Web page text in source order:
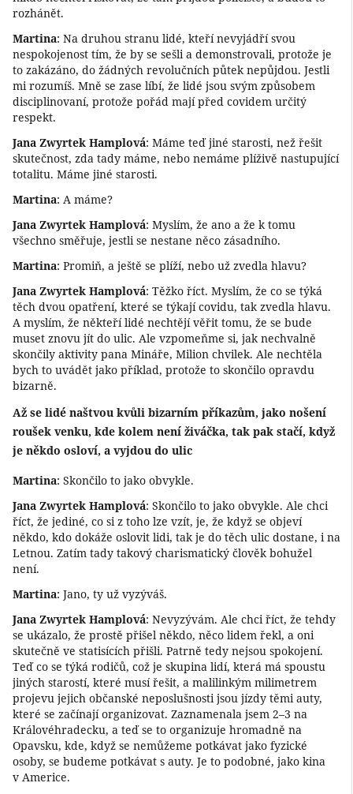
rozhánět.
Martina: Na druhou stranu lidé, kteří nevyjádří svou
nespokojenost tím, že by se sešli a demonstrovali, protože je
to zakázáno, do žádných revolučních půtek nepůjdou. Jestli
mi rozumíš. Mně se zase líbí, že lidé jsou svým způsobem
disciplinovaní, protože pořád mají před covidem určitý
respekt.
Jana Zwyrtek Hamplová: Máme teď jiné starosti, než řešit
skutečnost, zda tady máme, nebo nemáme plíživě nastupující
totalitu. Máme jiné starosti.
Martina: A máme?
Jana Zwyrtek Hamplová: Myslím, že ano a že k tomu
všechno směřuje, jestli se nestane něco zásadního.
Martina: Promiň, a ještě se plíží, nebo už zvedla hlavu?
Jana Zwyrtek Hamplová: Těžko říct. Myslím, že co se týká
těch dvou opatření, které se týkají covidu, tak zvedla hlavu.
A myslím, že někteří lidé nechtějí věřit tomu, že se bude
muset znovu jít do ulic. Ale vzpomeňme si, jak nechvalně
skončily aktivity pana Mináře, Milion chvilek. Ale nechtěla
bych to uvádět jako příklad, protože to skončilo opravdu
bizarně.
Až se lidé naštvou kvůli bizarním příkazům, jako nošení
roušek venku, kde kolem není živáčka, tak pak stačí, když
je někdo osloví, a vyjdou do ulic
Martina: Skončilo to jako obvykle.
Jana Zwyrtek Hamplová: Skončilo to jako obvykle. Ale chci
říct, že jediné, co si z toho lze vzít, je, že když se objeví
někdo, kdo dokáže oslovit lidi, tak je do těch ulic dostane, i na
Letnou. Zatím tady takový charismatický člověk bohužel
není.
Martina: Jano, ty už vyzýváš.
Jana Zwyrtek Hamplová: Nevyzývám. Ale chci říct, že tehdy
se ukázalo, že prostě přišel někdo, něco lidem řekl, a oni
skutečně ve statisících přišli. Patrně tedy nejsou spokojení.
Teď co se týká rodičů, což je skupina lidí, která má spoustu
jiných starostí, které musí řešit, a malilinkým milimetrem
projevu jejich občanské neposlušnosti jsou jízdy těmi auty,
které se začínají organizovat. Zaznamenala jsem 2–3 na
Královéhradecku, a teď se to organizuje hromadně na
Opavsku, kde, když se nemůžeme potkávat jako fyzické
osoby, se budeme potkávat s auty. Je to podobné, jako kina
v Americe.